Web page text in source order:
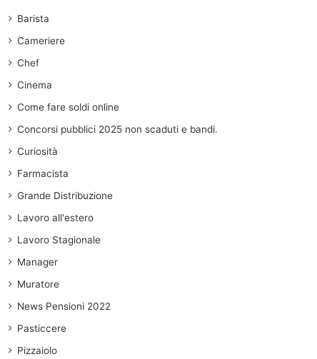
Barista
Cameriere
Chef
Cinema
Come fare soldi online
Concorsi pubblici 2025 non scaduti e bandi.
Curiosità
Farmacista
Grande Distribuzione
Lavoro all'estero
Lavoro Stagionale
Manager
Muratore
News Pensioni 2022
Pasticcere
Pizzaiolo